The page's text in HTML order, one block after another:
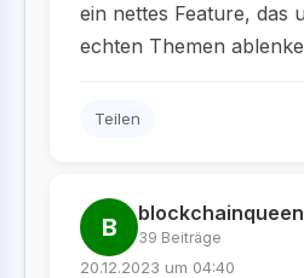
ein nettes Feature, das
echten Themen
Teilen
B blockchainqueen
39 Beiträge
20.12.2023 um 04:40